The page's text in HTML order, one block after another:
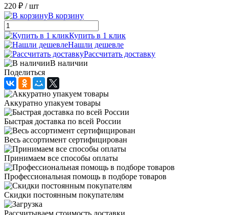
220 ₽ / шт
В корзину
Купить в 1 клик
Нашли дешевле
Рассчитать доставку
В наличии
Поделиться
Аккуратно упакуем товары
Быстрая доставка по всей России
Весь ассортимент сертифицирован
Принимаем все способы оплаты
Профессиональная помощь в подборе товаров
Скидки постоянным покупателям
Рассчитываем стоимость доставки